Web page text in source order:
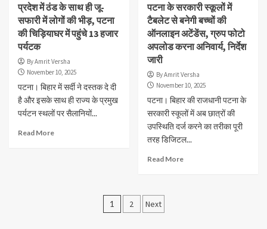
प्रदेश में ठंड के साथ ही जू-
सफारी में लोगों की भीड़, पटना
की चिड़ियाघर में पहुंचे 13 हजार
पर्यटक
By Amrit Versha
November 10, 2025
पटना। बिहार में सर्दी ने दस्तक दे दी
है और इसके साथ ही राज्य के प्रमुख
पर्यटन स्थलों पर सैलानियों...
Read More
पटना के सरकारी स्कूलों में
टैबलेट से बनेगी बच्चों की
ऑनलाइन अटेंडेंस, ग्रुप फोटो
अपलोड करना अनिवार्य, निर्देश
जारी
By Amrit Versha
November 10, 2025
पटना। बिहार की राजधानी पटना के
सरकारी स्कूलों में अब छात्रों की
उपस्थिति दर्ज करने का तरीका पूरी
तरह डिजिटल...
Read More
Posts
1 2 Next